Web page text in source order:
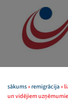
sākums»remigrācija»
un vidējiem